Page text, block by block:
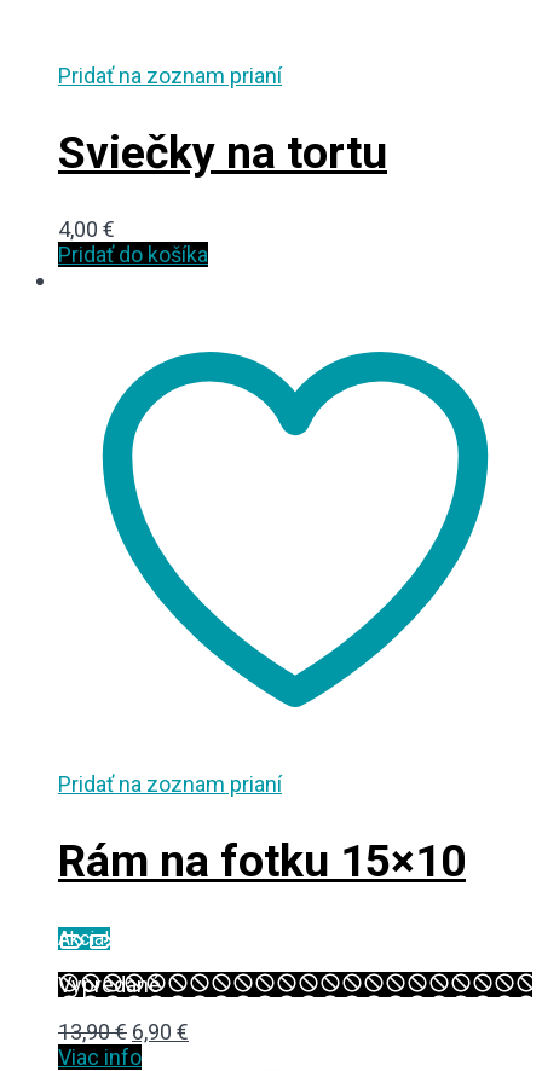
Pridať na zoznam prianí
Sviečky na tortu
4,00 €
Pridať do košíka
Pridať na zoznam prianí
Rám na fotku 15×10
Akcia!
Vypredané
13,90€ Original
price
6,90 €
Viac info